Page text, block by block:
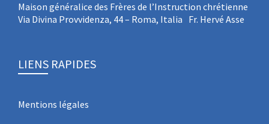
Maison généralice des Frères de l’Instruction chrétienne
Via Divina Provvidenza, 44 – Roma, Italia Fr. Hervé Asse
LIENS RAPIDES
Mentions légales